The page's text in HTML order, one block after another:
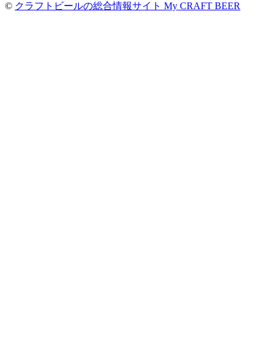
© クラフトビールの総合情報サイト My CRAFT BEER